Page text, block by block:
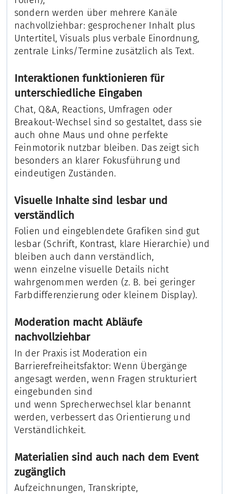
sondern werden über mehrere Kanäle
nachvollziehbar: gesprochener Inhalt plus
Untertitel, Visuals plus verbale Einordnung,
zentrale Links/Termine zusätzlich als Text.
Interaktionen funktionieren für
unterschiedliche Eingaben
Chat, Q&A, Reactions, Umfragen oder
Breakout-Wechsel sind so gestaltet, dass sie
auch ohne Maus und ohne perfekte
Feinmotorik nutzbar bleiben. Das zeigt sich
besonders an klarer Fokusführung und
eindeutigen Zuständen.
Visuelle Inhalte sind lesbar und
verständlich
Folien und eingeblendete Grafiken sind gut
lesbar (Schrift, Kontrast, klare Hierarchie) und
bleiben auch dann verständlich,
wenn einzelne visuelle Details nicht
wahrgenommen werden (z. B. bei geringer
Farbdifferenzierung oder kleinem Display).
Moderation macht Abläufe
nachvollziehbar
In der Praxis ist Moderation ein
Barrierefreiheitsfaktor: Wenn Übergänge
angesagt werden, wenn Fragen strukturiert
eingebunden sind
und wenn Sprecherwechsel klar benannt
werden, verbessert das Orientierung und
Verständlichkeit.
Materialien sind auch nach dem Event
zugänglich
Aufzeichnungen, Transkripte,